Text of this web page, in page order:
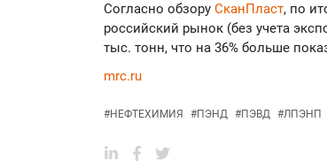
Согласно обзору СканПласт, по
российский рынок (без учета
тыс. тонн, что на 36% больше
mrc.ru
#НЕФТЕХИМИЯ #ПЭНД #ПЭВД #ЛПЭНП